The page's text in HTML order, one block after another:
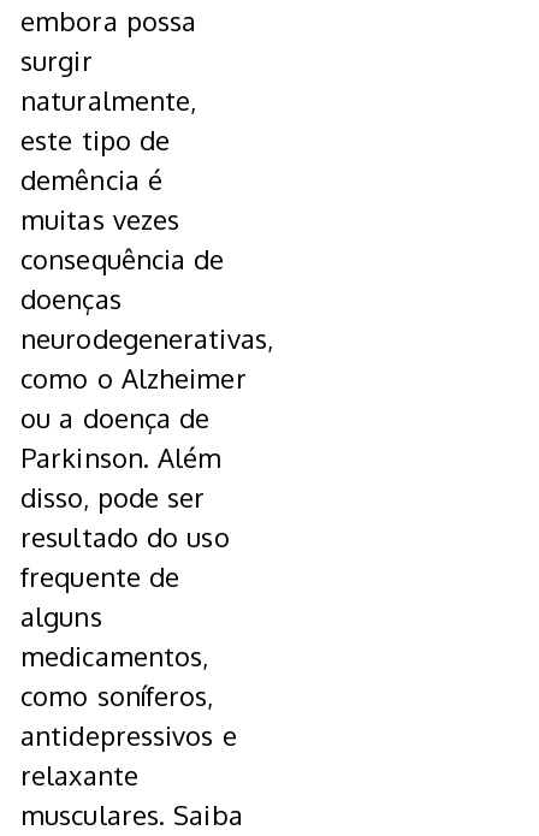
embora possa
surgir
naturalmente,
este tipo de
demência é
muitas vezes
consequência de
doenças
neurodegenerativas,
como o Alzheimer
ou a doença de
Parkinson. Além
disso, pode ser
resultado do uso
frequente de
alguns
medicamentos,
como soníferos,
antidepressivos e
relaxante
musculares. Saiba